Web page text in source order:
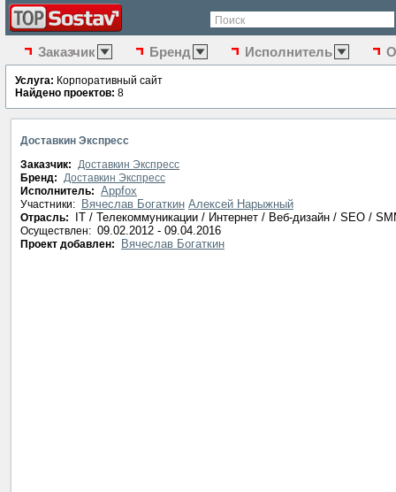
Поиск
Заказчик Бренд Исполнитель
Услуга: Корпоративный сайт
Найдено проектов: 8
Доставкин Экспресс
Заказчик: Доставкин Экспресс
Бренд: Доставкин Экспресс
Исполнитель: Appfox
Участники: Вячеслав Богаткин Алексей Нарыжный
Отрасль: IT / Телекоммуникации / Интернет / Веб-дизайн / SEO /
Осуществлен: 09.02.2012 - 09.04.2016
Проект добавлен: Вячеслав Богаткин